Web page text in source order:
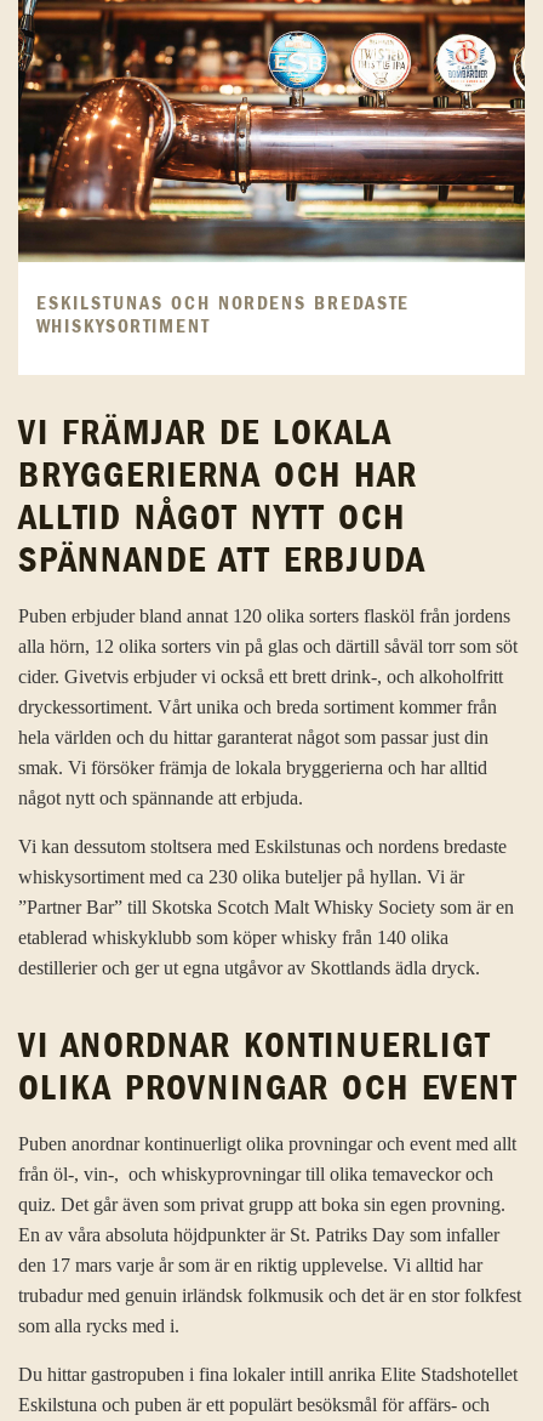
ESKILSTUNAS OCH NORDENS BREDASTE
WHISKYSORTIMENT
VI FRÄMJAR DE LOKALA
BRYGGERIERNA OCH HAR
ALLTID NÅGOT NYTT OCH
SPÄNNANDE ATT ERBJUDA
Puben erbjuder bland annat 120 olika sorters flasköl från jordens
alla hörn, 12 olika sorters vin på glas och därtill såväl torr som söt
cider. Givetvis erbjuder vi också ett brett drink-, och alkoholfritt
dryckessortiment. Vårt unika och breda sortiment kommer från
hela världen och du hittar garanterat något som passar just din
smak. Vi försöker främja de lokala bryggerierna och har alltid
något nytt och spännande att erbjuda.
Vi kan dessutom stoltsera med Eskilstunas och nordens bredaste
whiskysortiment med ca 230 olika buteljer på hyllan. Vi är
”Partner Bar” till Skotska Scotch Malt Whisky Society som är en
etablerad whiskyklubb som köper whisky från 140 olika
destillerier och ger ut egna utgåvor av Skottlands ädla dryck.
VI ANORDNAR KONTINUERLIGT
OLIKA PROVNINGAR OCH EVENT
Puben anordnar kontinuerligt olika provningar och event med allt
från öl-, vin-, och whiskyprovningar till olika temaveckor och
quiz. Det går även som privat grupp att boka sin egen provning.
En av våra absoluta höjdpunkter är St. Patriks Day som infaller
den 17 mars varje år som är en riktig upplevelse. Vi alltid har
trubadur med genuin irländsk folkmusik och det är en stor folkfest
som alla rycks med i.
Du hittar gastropuben i fina lokaler intill anrika Elite Stadshotellet
Eskilstuna och puben är ett populärt besöksmål för affärs- och